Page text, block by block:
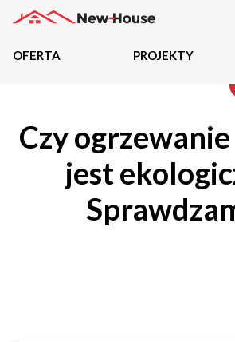
Oferta
OFERTA PROJEKTY
Czy
jest